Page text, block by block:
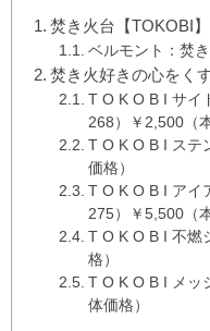
焚き火台【TOKOBI】
ベルモント：焚
焚き火好きの心をく
T O K O B I サイ
268）￥2,500（
T O K O B I ステ
価格）
T O K O B I アイ
275）￥5,500（
T O K O B I 不燃
格）
T O K O B I メッ
体価格）